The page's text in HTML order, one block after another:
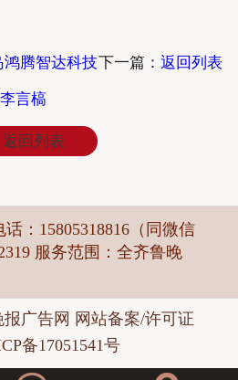
下一篇：返回列表
腾智达科技
言槁
返回列表
：15805318816（同微信
服务范围：全齐鲁晚
广告网 网站备案/许可证
备17051541号